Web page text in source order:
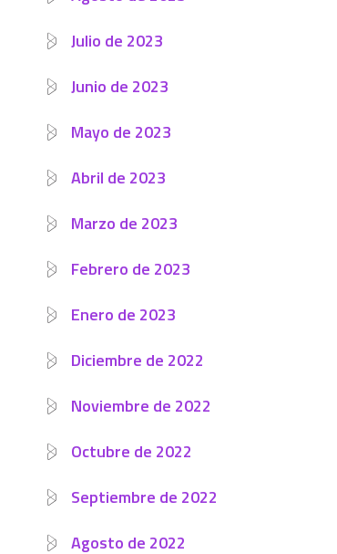
Julio de 2023
Junio de 2023
Mayo de 2023
Abril de 2023
Marzo de 2023
Febrero de 2023
Enero de 2023
Diciembre de 2022
Noviembre de 2022
Octubre de 2022
Septiembre de 2022
Agosto de 2022